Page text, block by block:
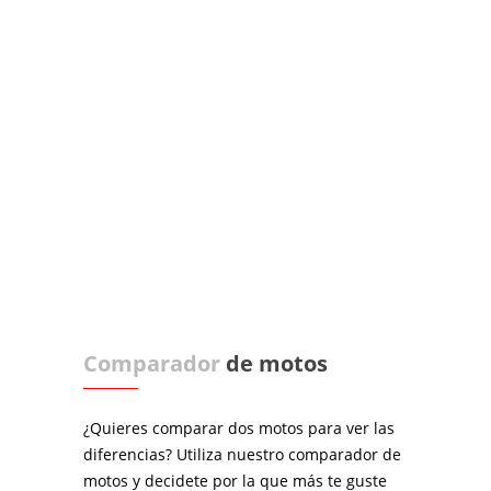
Comparador de motos
¿Quieres comparar dos motos para ver las
diferencias? Utiliza nuestro comparador de
motos y decidete por la que más te guste